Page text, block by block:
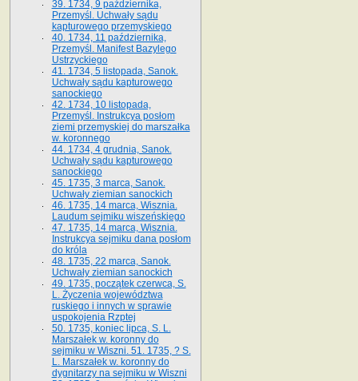
39. 1734, 9 października,
Przemyśl. Uchwały sądu
kapturowego przemyskiego
40. 1734, 11 października,
Przemyśl. Manifest Bazylego
Ustrzyckiego
41. 1734, 5 listopada, Sanok.
Uchwały sądu kapturowego
sanockiego
42. 1734, 10 listopada,
Przemyśl. Instrukcya posłom
ziemi przemyskiej do marszałka
w. koronnego
44. 1734, 4 grudnia, Sanok.
Uchwały sądu kapturowego
sanockiego
45. 1735, 3 marca, Sanok.
Uchwały ziemian sanockich
46. 1735, 14 marca, Wisznia.
Laudum sejmiku wiszeńskiego
47. 1735, 14 marca, Wisznia.
Instrukcya sejmiku dana posłom
do króla
48. 1735, 22 marca, Sanok.
Uchwały ziemian sanockich
49. 1735, początek czerwca, S.
L. Życzenia województwa
ruskiego i innych w sprawie
uspokojenia Rzptej
50. 1735, koniec lipca, S. L.
Marszałek w. koronny do
sejmiku w Wiszni. 51. 1735, ? S.
L. Marszałek w. koronny do
dygnitarzy na sejmiku w Wiszni